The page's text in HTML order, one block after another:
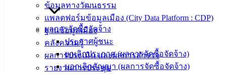
ข้อมูลทางวัฒนธรรม
แพลตฟอร์มข้อมูลเมือง (City Data Platform : CDP)
ฐานข้อมูลเมือง
คลังความรู้
ผลการประเมิน และผลการสำรวจ
รายงานการประชุม
ผลการจัดซื้อจัดจ้าง
ประกาศผู้ชนะ
ยกเลิกประกาศ (ผลการจัดซื้อจัดจ้าง)
บอกเลิกสัญญา (ผลการจัดซื้อจัดจ้าง)
เทศบาลเมือง
อ่างศิลา 90/338